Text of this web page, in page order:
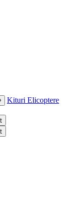
Kituri Elicoptere